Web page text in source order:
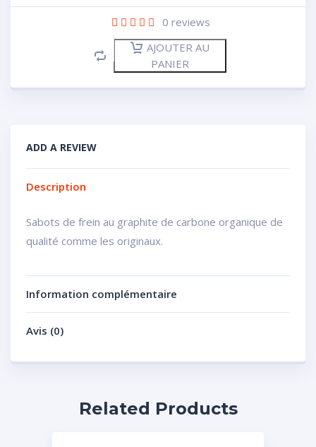
0 reviews
AJOUTER AU
PANIER
ADD A REVIEW
Description
Sabots de frein au graphite de carbone organique de
qualité comme les originaux.
Information complémentaire
Avis (0)
Related Products